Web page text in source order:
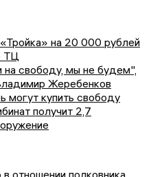
на 20 000 рублей
ТЦ
на свободу, мы не будем",
Жеребенков
могут купить свободу
получит 2,7
отношении полковника